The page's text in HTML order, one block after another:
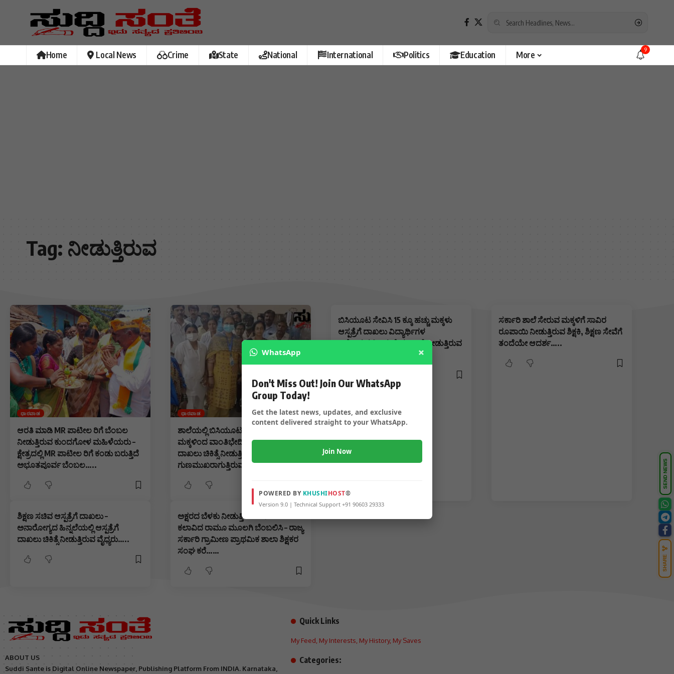
Home Local News Crime State National International Politics Education More 9
Tag: ನೀಡುತ್ತಿರುವ
ಧಾರವಾಡ
ಆರತಿ ಮಾಡಿ MR ಪಾಟೀಲ ರಿಗೆ ಬೆಂಬಲ
ನೀಡುತ್ತಿರುವ ಕುಂದಗೋಳ ಮಹಿಳೆಯರು –
ಕ್ಷೇತ್ರದಲ್ಲಿ MR ಪಾಟೀಲ ರಿಗೆ ಕಂಡು ಬರುತ್ತಿದೆ
ಅಭೂತಪೂರ್ವ ಬೆಂಬಲ…..
ಧಾರವಾಡ
ಶಾಲೆಯಲ್ಲಿ ಬಿಸಿಯೂಟ ಸೇವನೆ 30 ಕ್ಕೂ ಹೆಚ್ಚು
ಮಕ್ಕಳಿಂದ ವಾಂತಿಭೇದಿ – ಆಸ್ಪತ್ರೆಗೆ ಮಕ್ಕಳು
ದಾಖಲು ಚಿಕಿತ್ಸೆ ನೀಡುತ್ತಿರುವ ವೈಧ್ಯರು
ಗುಣಮುಖರಾಗುತ್ತಿರುವ ಮಕ್ಕಳು…..
ಬಿಸಿಯೂಟ ಸೇವಿಸಿ 15 ಕ್ಕೂ ಹಚ್ಚು ಮಕ್ಕಳು
ಆಸ್ಪತ್ರೆಗೆ ದಾಖಲು ವಿದ್ಯಾರ್ಥಿಗಳ
ಆರೋಗ್ಯದಲ್ಲಿ ಏರುಪೇರು ಚಿಕಿತ್ಸೆ ನೀಡುತ್ತಿರುವ
ಸರ್ಕಾರಿ ಶಾಲೆ ಸೇರುವ ಮಕ್ಕಳಿಗೆ ಸಾವಿರ
ರೂಪಾಯಿ ನೀಡುತ್ತಿರುವ ಶಿಕ್ಷಕಿ, ಶಿಕ್ಷಣ ಸೇವೆಗೆ
ತಂದೆಯೇ ಆದರ್ಶ…..
ಶಿಕ್ಷಣ ಸಚಿವ ಆಸ್ಪತ್ರೆಗೆ ದಾಖಲು –
ಅನಾರೋಗ್ಯದ ಹಿನ್ನಲೆಯಲ್ಲಿ ಆಸ್ಪತ್ರೆಗೆ
ದಾಖಲು ಚಿಕಿತ್ಸೆ ನೀಡುತ್ತಿರುವ ವೈಧ್ಯರು…..
ಅಕ್ಷರದ ಬೆಳಕು ನೀಡುತ್ತಿರುವ ಜನಪದ
ಕಲಾವಿದ ರಾಮೂ ಮೂಲಗಿ ಬೆಂಬಲಿಸಿ – ರಾಜ್ಯ
ಸರ್ಕಾರಿ ಗ್ರಾಮೀಣ ಪ್ರಾಥಮಿಕ ಶಾಲಾ ಶಿಕ್ಷಕರ
ಸಂಘ ಕರೆ……
ABOUT US
Suddi Sante is Digital Online Newspaper, Publishing Platform From INDIA. Karnataka,
Quick Links
My Feed My Interests My History, My Saves
Categories:
SEND NEWS
SHARE
WhatsApp ×
Don't Miss Out! Join Our WhatsApp
Group Today!
Get the latest news, updates, and exclusive
content delivered straight to your WhatsApp.
Join Now
POWERED BY KHUSHIHOST®
Version 9.0 | Technical Support +91 90603 29333